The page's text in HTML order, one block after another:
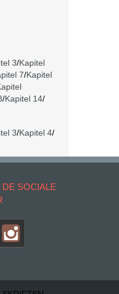
3/Kapitel
7/Kapitel
/Kapitel 14/
3/Kapitel 4/
SOCIALE